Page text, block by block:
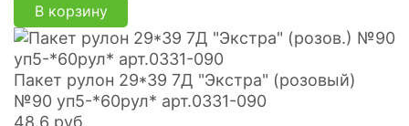
В корзину
Пакет рулон 29*39 7Д "Экстра" (розовый)
№90 уп5-*60рул* арт.0331-090
48.6 руб